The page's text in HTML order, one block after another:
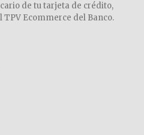
de tu tarjeta de crédito,
Ecommerce del Banco.